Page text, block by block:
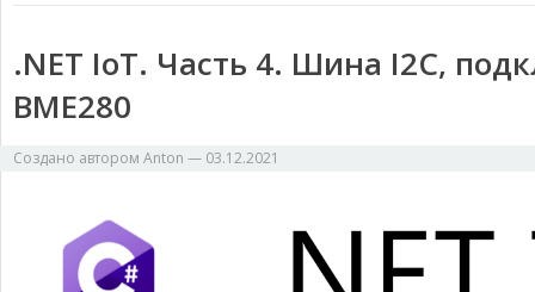
.NET IoT. Часть 4. Шина I2C,
BME280
Создано автором Anton — 03.12.2021